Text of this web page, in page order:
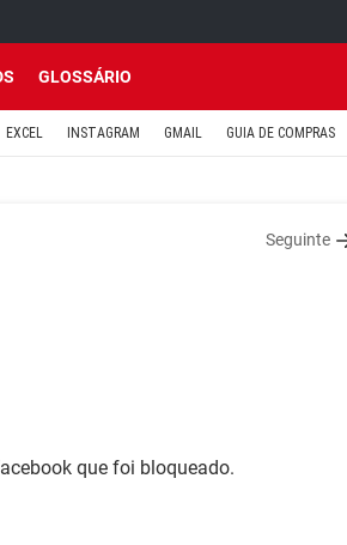
GLOSSÁRIO
EXCEL INSTAGRAM GMAIL GUIA DE COMPRAS
Seguinte
que foi bloqueado.